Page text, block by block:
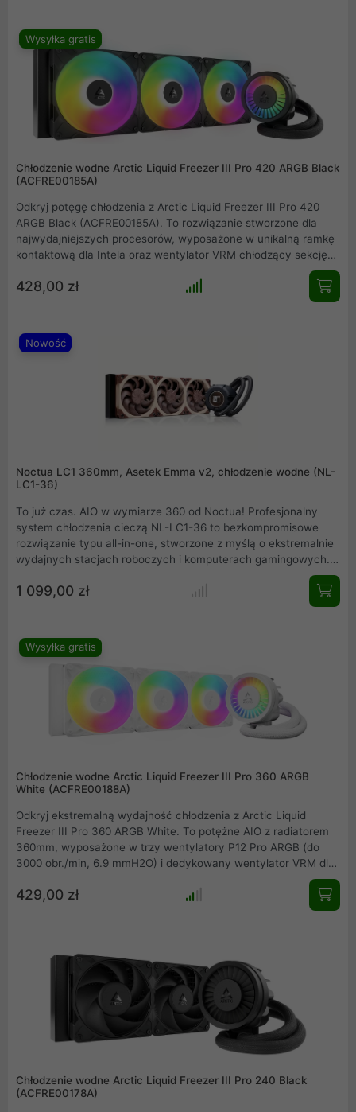
Wysyłka gratis
Chłodzenie wodne Arctic Liquid Freezer III Pro 420 ARGB Black
(ACFRE00185A)
Odkryj potęgę chłodzenia z Arctic Liquid Freezer III Pro 420
ARGB Black (ACFRE00185A). To rozwiązanie stworzone dla
najwydajniejszych procesorów, wyposażone w unikalną ramkę
kontaktową dla Intela oraz wentylator VRM chłodzący sekcję
zasilania. Masywny radiator 420 mm w połączeniu z nowymi
wentylatorami P14 Pro ARGB i pastą MX-6 gwarantuje
ekstremalnie niskie temperatury, pozwalając uwolnić pełny
wydajność.
428,00 zł
Nowość
Noctua LC1 360mm, Asetek Emma v2, chłodzenie wodne (NL-
LC1-36)
To już czas. AIO w wymiarze 360 od Noctua! Profesjonalny
system chłodzenia cieczą NL-LC1-36 to bezkompromisowe
rozwiązanie typu all-in-one, stworzone z myślą o ekstremalnie
wydajnych stacjach roboczych i komputerach gamingowych.
Wykorzystując imponujący radiator o długości 360 mm oraz
trzy flagowe wentylatory nowej generacji, urządzenie
zapewnia niespotykaną kulturę pracy i najwyższą efektywność
dźwięków pompy sprawia, że jest to jeden z najcichszych
zestawów na rynku, idealnie łączący moc z absolutnym
spokojem.
1 099,00 zł
Wysyłka gratis
Chłodzenie wodne Arctic Liquid Freezer III Pro 360 ARGB
White (ACFRE00188A)
Odkryj ekstremalną wydajność chłodzenia z Arctic Liquid
Freezer III Pro 360 ARGB White. To potężne AIO z radiatorem
360mm, wyposażone w trzy wentylatory P12 Pro ARGB (do
3000 obr./min, 6.9 mmH2O) i dedykowany wentylator VRM dla
kompatybilność z najnowszymi gniazdami Intel LGA1851/1700 i
AMD AM5/AM4. Sterowanie PWM, efektowne oświetlenie A-
429,00 zł
Chłodzenie wodne Arctic Liquid Freezer III Pro 240 Black
(ACFRE00178A)